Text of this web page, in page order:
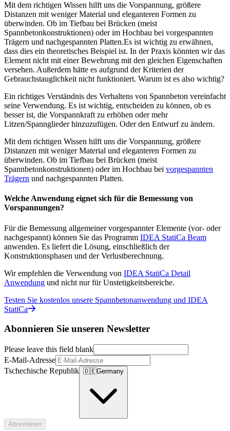
Mit dem richtigen Wissen hilft uns die Vorspannung, größere
Distanzen mit weniger Material und eleganteren Formen zu
überwinden. Ob im Tiefbau bei Brücken (meist
Spannbetonkonstruktionen) oder im Hochbau bei vorgespannten
Trägern und nachgespannten Platten.Es ist wichtig zu erwähnen,
dass dies ein theoretisches Beispiel ist. In der Praxis könnten wir das
Element nicht mit einer Bewehrung mit den gleichen Eigenschaften
versehen. Außerdem hätte es aufgrund der Kriterien der
Gebrauchstauglichkeit nicht funktioniert. Warum ist es also wichtig?
Ein richtiges Verständnis des Verhaltens von Spannbeton vereinfacht
seine Verwendung. Es ist wichtig, entscheiden zu können, ob es
besser ist, die Vorspannkraft zu erhöhen oder mehr
Litzen/Spannglieder hinzuzufügen. Oder den Entwurf zu ändern.
Mit dem richtigen Wissen hilft uns die Vorspannung, größere
Distanzen mit weniger Material und eleganteren Formen zu
überwinden. Ob im Tiefbau bei Brücken (meist
Spannbetonkonstruktionen) oder im Hochbau bei vorgespannten
Trägern und nachgespannten Platten.
Welche Anwendung eignet sich für die Bemessung von
Vorspannungen?
Für die Bemessung allgemeiner vorgespannter Elemente (vor- oder
nachgespannt) können Sie das Programm IDEA StatiCa Beam
anwenden. Es liefert die Lösung, einschließlich der
Konstruktionsphasen und der Verlustberechnung.
Wir empfehlen die Verwendung von IDEA StatiCa Detail
Anwendung und nicht nur für Unstetigkeitsbereiche.
Testen Sie kostenlos unsere Spannbetonanwendung und IDEA
StatiCa
Abonnieren Sie unseren Newsletter
Please leave this field blank
E-Mail-Adresse
Tschechische Republik 🇩🇪Germany
Abonnieren